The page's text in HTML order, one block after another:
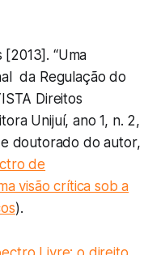
[2013]. “Uma
da Regulação do
Direitos
Unijuí, ano 1, n. 2,
doutorado do autor,
de
visão crítica sob a
).